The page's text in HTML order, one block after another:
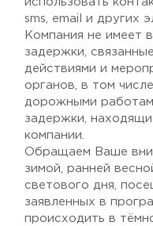
использовать
sms, email и других
Компания не имеет
задержки,
действиями и
органов, в том
дорожными
задержки,
компании.
Обращаем Ваше
зимой, ранней
светового дня,
заявленных в
происходить в